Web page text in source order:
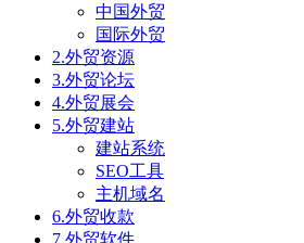
中国外贸
国际外贸
2.外贸资源
3.外贸论坛
4.外贸展会
5.外贸建站
建站系统
SEO工具
主机域名
6.外贸收款
7.外贸软件